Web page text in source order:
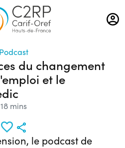
Aller
au
contenu
Podcast
du changement
et le
18 mins
le podcast de